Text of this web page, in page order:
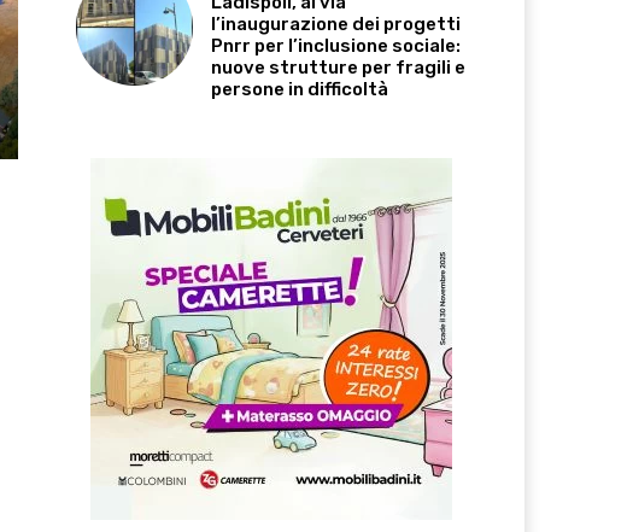
l’inaugurazione dei progetti
Pnrr per l’inclusione sociale:
nuove strutture per fragili e
persone in difficoltà